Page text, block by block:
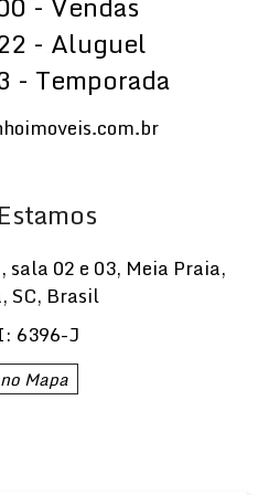
- Aluguel
- Temporada
, sala 02 e 03, Meia Praia,
, SC, Brasil
6396-J
Mapa